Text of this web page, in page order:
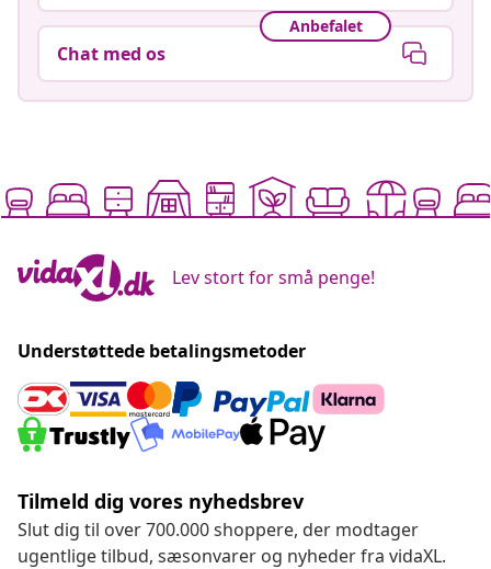
Anbefalet
Chat med os
Lev stort for små penge!
Understøttede betalingsmetoder
Tilmeld dig vores nyhedsbrev
Slut dig til over 700.000 shoppere, der modtager
ugentlige tilbud, sæsonvarer og nyheder fra vidaXL.